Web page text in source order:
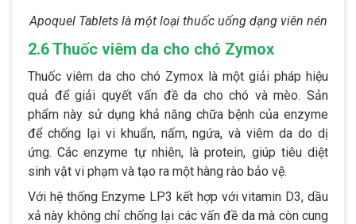
Apoquel Tablets là một loại thuốc uống dạng viên nén
2.6 Thuốc viêm da cho chó Zymox
Thuốc viêm da cho chó Zymox là một giải pháp hiệu
quả để giải quyết vấn đề da cho chó và mèo. Sản
phẩm này sử dụng khả năng chữa bệnh của enzyme
để chống lại vi khuẩn, nấm, ngứa, và viêm da do dị
ứng. Các enzyme tự nhiên, là protein, giúp tiêu diệt
sinh vật vi phạm và tạo ra một hàng rào bảo vệ.
Với hệ thống Enzyme LP3 kết hợp với vitamin D3, dầu
xả này không chỉ chống lại các vấn đề da mà còn cung